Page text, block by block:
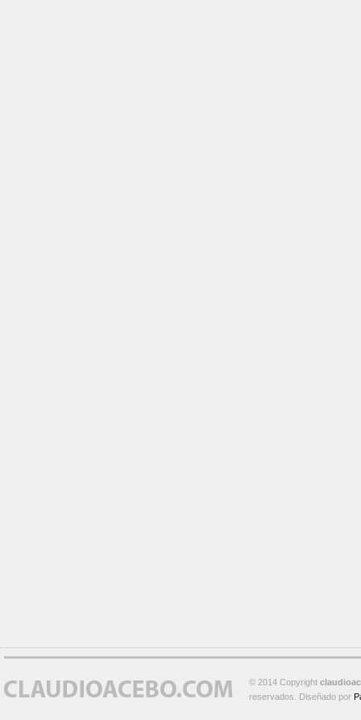
© 2014 Copyright
reservados. Diseñado por